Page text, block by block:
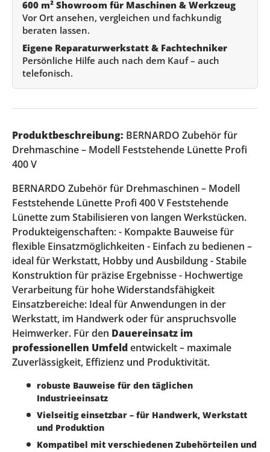
600 m² Showroom für Maschinen & Werkzeug
Vor Ort ansehen, vergleichen und fachkundig
beraten lassen.
Eigene Reparaturwerkstatt & Fachtechniker
Persönliche Hilfe auch nach dem Kauf – auch
telefonisch.
Produktbeschreibung: BERNARDO Zubehör für
Drehmaschine – Modell Feststehende Lünette Profi
400 V
BERNARDO Zubehör für Drehmaschinen – Modell
Feststehende Lünette Profi 400 V Feststehende
Lünette zum Stabilisieren von langen Werkstücken.
Produkteigenschaften: - Kompakte Bauweise für
flexible Einsatzmöglichkeiten - Einfach zu bedienen –
ideal für Werkstatt, Hobby und Ausbildung - Stabile
Konstruktion für präzise Ergebnisse - Hochwertige
Verarbeitung für hohe Widerstandsfähigkeit
Einsatzbereiche: Ideal für Anwendungen in der
Werkstatt, im Handwerk oder für anspruchsvolle
Heimwerker. Für den Dauereinsatz im
professionellen Umfeldentwickelt – maximale
Zuverlässigkeit, Effizienz und Produktivität.
robuste Bauweise für den täglichen
Industrieeinsatz
Vielseitig einsetzbar – für Handwerk, Werkstatt
und Produktion
Kompatibel mit verschiedenen Zubehörteilen und